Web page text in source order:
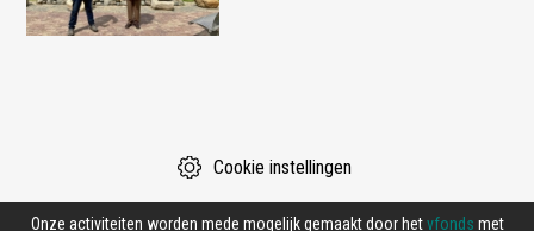
Cookie instellingen
Onze activiteiten worden mede mogelijk gemaakt door hetvfonds met